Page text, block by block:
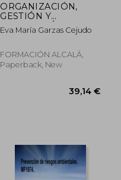
ORGANIZACIÓN,
GESTIÓN Y
PREVENCIÓN DE
RIESGOS
Spanish)
Eva María Garzas Cejudo
FORMACIÓN ALCALÁ,
Paperback, New